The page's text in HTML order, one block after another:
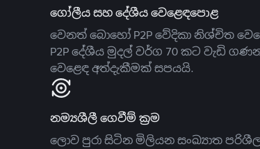
ගෝලීය සහ දේශීය වෙළෙඳපොළ
වෙනත් බොහෝ P2P වේදිකා නිශ්චිත
P2P දේශීය මුදල් වර්ග 70 කට වැඩි
වෙළෙඳ අත්දැකීමක් සපයයි.
නම්‍යශීලී ගෙවීම් ක්‍රම
ලොව පුරා සිටින මිලියන සංඛ්‍යාත